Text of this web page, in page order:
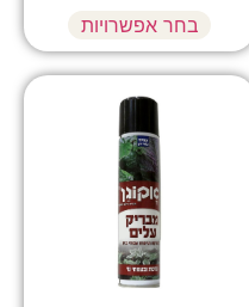
בחר אפשרויות